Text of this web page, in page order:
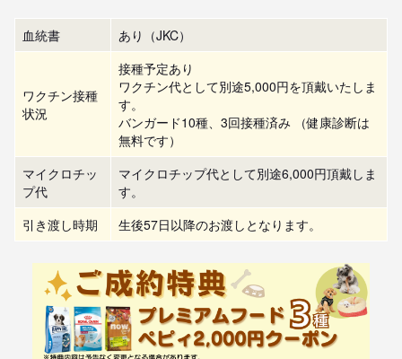
血統書 あり（JKC）
ワクチン接種
状況
接種予定あり
ワクチン代として別途5,000円を頂戴いたしま
す。
バンガード10種、3回接種済み （健康診断は
無料です）
マイクロチッ
プ代
マイクロチップ代として別途6,000円頂戴しま
す。
引き渡し時期
生後57日以降のお渡しとなります。